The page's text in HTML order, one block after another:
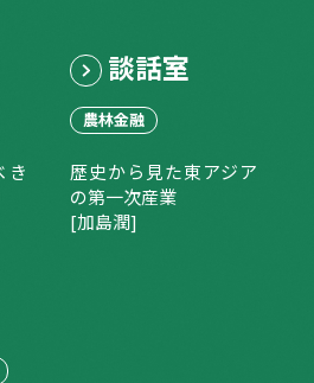
き
談話室
農林金融
歴史から見た東アジア
の第一次産業
[加島潤]